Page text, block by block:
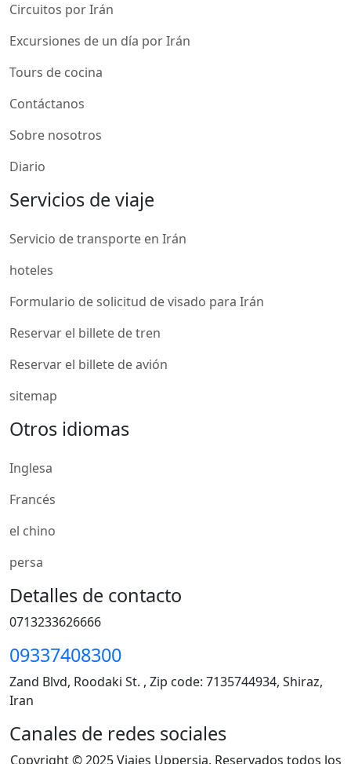
Circuitos por Irán
Excursiones de un día por Irán
Tours de cocina
Contáctanos
Sobre nosotros
Diario
Servicios de viaje
Servicio de transporte en Irán
hoteles
Formulario de solicitud de visado para Irán
Reservar el billete de tren
Reservar el billete de avión
sitemap
Otros idiomas
Inglesa
Francés
el chino
persa
Detalles de contacto
0713233626666
09337408300
Zand Blvd, Roodaki St. , Zip code: 7135744934, Shiraz,
Iran
Canales de redes sociales
Copyright © 2025 Viajes Uppersia. Reservados todos los